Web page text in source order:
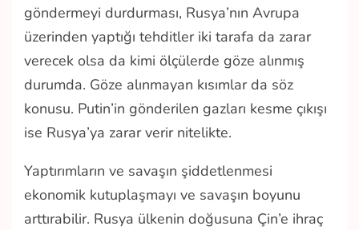
göndermeyi durdurması, Rusya’nın Avrupa
üzerinden yaptığı tehditler iki tarafa da zarar
verecek olsa da kimi ölçülerde göze alınmış
durumda. Göze alınmayan kısımlar da söz
konusu. Putin’in gönderilen gazları kesme çıkışı
ise Rusya’ya zarar verir nitelikte.
Yaptırımların ve savaşın şiddetlenmesi
ekonomik kutuplaşmayı ve savaşın boyunu
arttırabilir. Rusya ülkenin doğusuna Çin’e ihraç